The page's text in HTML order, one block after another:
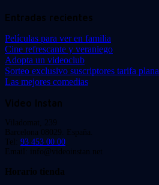
Entradas recientes
Películas para ver en familia
Cine refrescante y veraniego
Adopta un videoclub
Sorteo exclusivo suscriptores tarifa plana
Las mejores comedias
Video Instan
Viladomat, 239
Barcelona 08029. España.
Tel: 93 453 00 00
Email: info@videoinstan.net
Horario tienda